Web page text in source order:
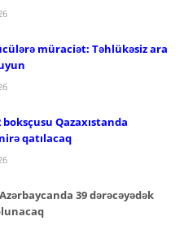
müraciət: Təhlükəsiz ara
boksçusu Qazaxıstanda
qatılacaq
39 dərəcəyədək